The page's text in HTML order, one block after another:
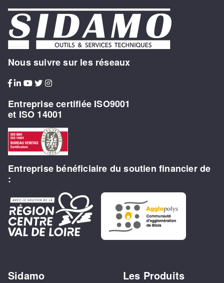
Nous suivre sur les réseaux
Entreprise certifiée ISO9001
et ISO 14001
Entreprise bénéficiaire du soutien financier de
:
Sidamo Les Produits